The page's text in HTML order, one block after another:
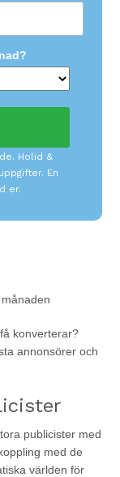
Holid &
En
er.
konverterar?
annonsörer och
publicister med
med de
världen för